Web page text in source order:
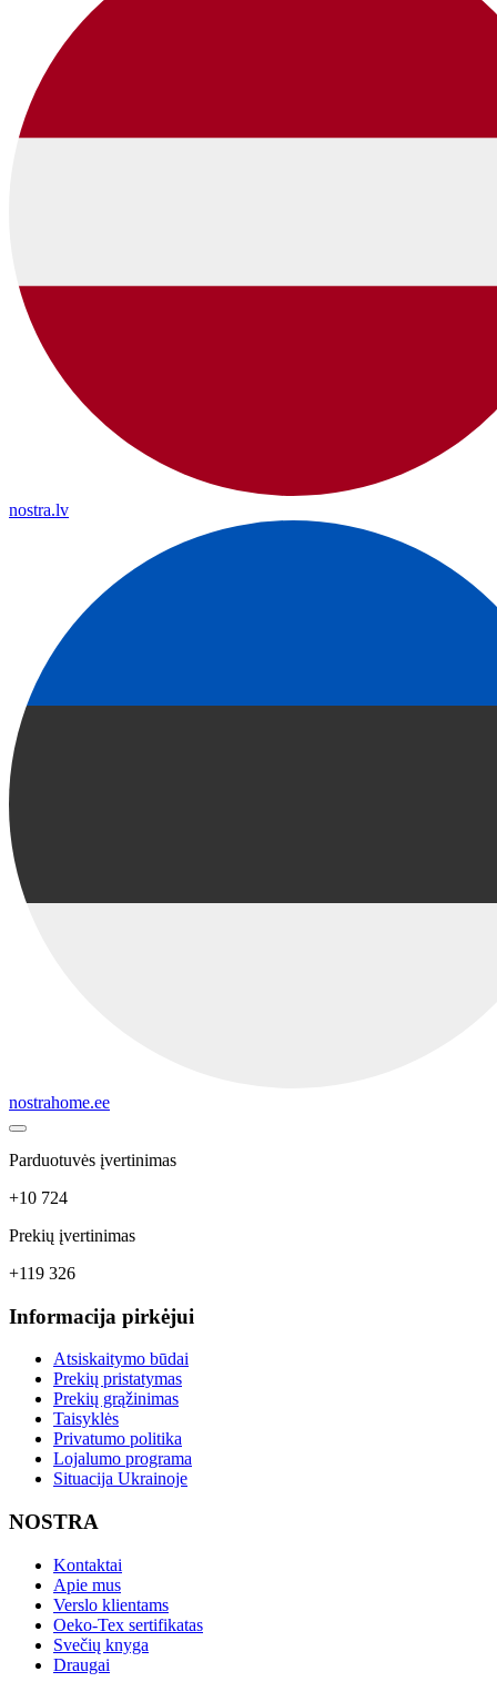
nostra.lv
nostrahome.ee
Parduotuvės įvertinimas
+10 724
Prekių įvertinimas
+119 326
Informacija pirkėjui
Atsiskaitymo būdai
Prekių pristatymas
Prekių grąžinimas
Taisyklės
Privatumo politika
Lojalumo programa
Situacija Ukrainoje
NOSTRA
Kontaktai
Apie mus
Verslo klientams
Oeko-Tex sertifikatas
Svečių knyga
Draugai